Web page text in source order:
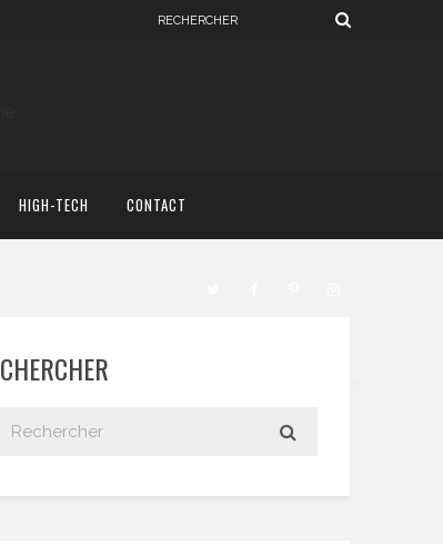
HIGH-TECH CONTACT
CHERCHER